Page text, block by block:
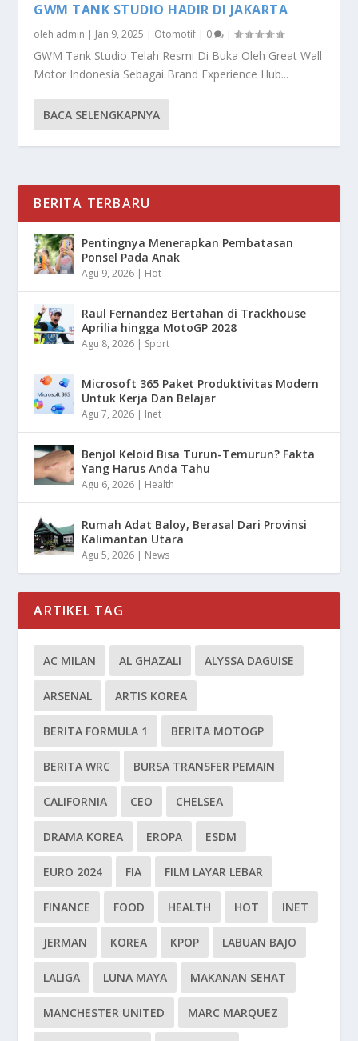
GWM TANK STUDIO HADIR DI JAKARTA
oleh admin | Jan 9, 2025 | Otomotif | 0 |
GWM Tank Studio Telah Resmi Di Buka Oleh Great Wall
Motor Indonesia Sebagai Brand Experience Hub...
BACA SELENGKAPNYA
BERITA TERBARU
Pentingnya Menerapkan Pembatasan
Ponsel Pada Anak
Agu 9, 2026 | Hot
Raul Fernandez Bertahan di Trackhouse
Aprilia hingga MotoGP 2028
Agu 8, 2026 | Sport
Microsoft 365 Paket Produktivitas Modern
Untuk Kerja Dan Belajar
Agu 7, 2026 | Inet
Benjol Keloid Bisa Turun-Temurun? Fakta
Yang Harus Anda Tahu
Agu 6, 2026 | Health
Rumah Adat Baloy, Berasal Dari Provinsi
Kalimantan Utara
Agu 5, 2026 | News
ARTIKEL TAG
AC MILAN AL GHAZALI ALYSSA DAGUISE
ARSENAL ARTIS KOREA
BERITA FORMULA 1 BERITA MOTOGP
BERITA WRC BURSA TRANSFER PEMAIN
CALIFORNIA CEO CHELSEA
DRAMA KOREA EROPA ESDM
EURO 2024 FIA FILM LAYAR LEBAR
FINANCE FOOD HEALTH HOT INET
JERMAN KOREA KPOP LABUAN BAJO
LALIGA LUNA MAYA MAKANAN SEHAT
MANCHESTER UNITED MARC MARQUEZ